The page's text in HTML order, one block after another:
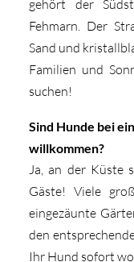
gehört der
Fehmarn. Der
Sand und
Familien und
suchen!
Sind Hunde bei
willkommen?
Ja, an der Küste
Gäste! Viele
eingezäunte
den
Ihr Hund sofort